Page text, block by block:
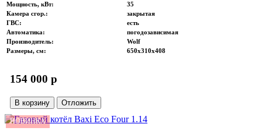
Мощность, кВт:
35
Камера сгор.:
закрытая
ГВС:
есть
Автоматика:
погодозависимая
Производитель:
Wolf
Размеры, см: 650х310х408
154 000 p
В корзину Отложить
НОВИНКА